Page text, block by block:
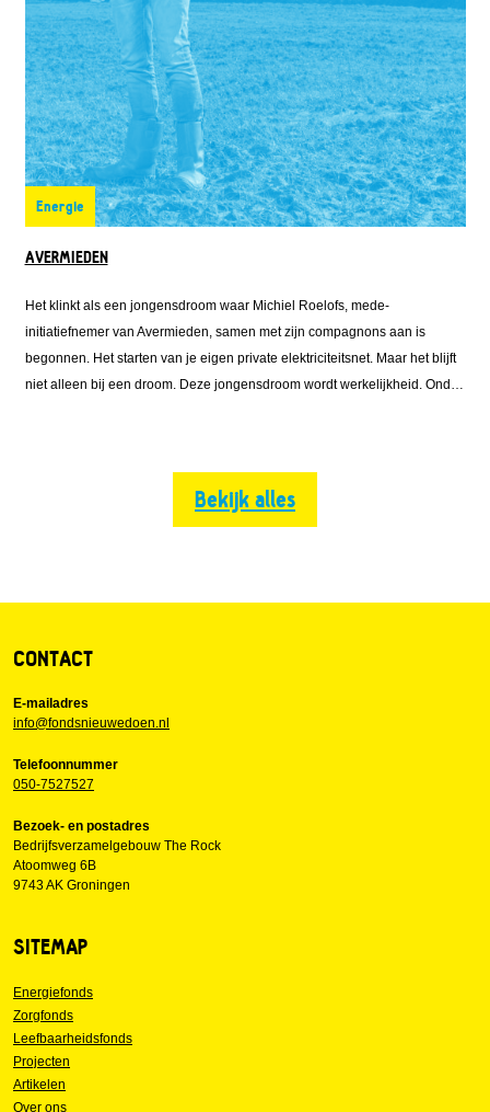
Energie
AVERMIEDEN
Het klinkt als een jongensdroom waar Michiel Roelofs, mede-
initiatiefnemer van Avermieden, samen met zijn compagnons aan is
begonnen. Het starten van je eigen private elektriciteitsnet. Maar het blijft
niet alleen bij een droom. Deze jongensdroom wordt werkelijkheid. Onder
Bekijk alles
SITEMAP
Energiefonds
Zorgfonds
Leefbaarheidsfonds
Projecten
Artikelen
Over ons
CONTACT
E-mailadres
info@fondsnieuwedoen.nl
Telefoonnummer
050-7527527
Bezoek- en postadres
Bedrijfsverzamelgebouw The Rock
Atoomweg 6B
9743 AK Groningen